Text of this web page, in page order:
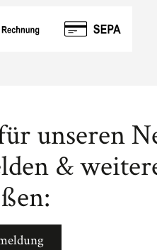
unseren
&